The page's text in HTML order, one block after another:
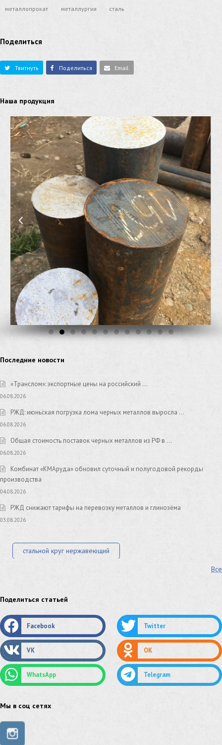
металлопрокат металлургия сталь
Поделиться
Твитнуть Поделиться Email
Наша продукция
Последние новости
«Транслом»: экспортные цены на российский …
06.08.2026
РЖД: июньская погрузка лома черных металлов выросла …
06.08.2026
Общая стоимость поставок черных металлов из РФ в …
06.08.2026
Комбинат «КМАруда» обновил суточный и полугодовой рекорды
производства
04.08.2026
РЖД снижают тарифы на перевозку металлов и глинозёма
03.08.2026
стальной круг нержавеющий
труба оцинкованная труба нержавеющая
труба стальная сетка нержавеющая
сетка оцинкованная сетка стальная
сетка из нержавеющей стали
швеллер стальной
швеллер нержавеющий
Все
Поделиться статьей
Facebook Twitter
VK OK
WhatsApp Telegram
Мы в соц сетях